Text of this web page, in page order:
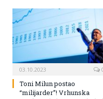
03.10.2023
Toni Milun postao
“milijarder”! Vrhunska